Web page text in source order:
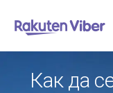
Как да